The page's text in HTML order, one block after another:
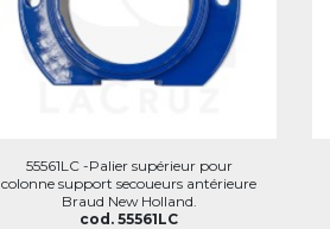
55561LC -Palier supérieur pour
colonne support secoueurs antérieure
Braud New Holland.
cod. 55561LC